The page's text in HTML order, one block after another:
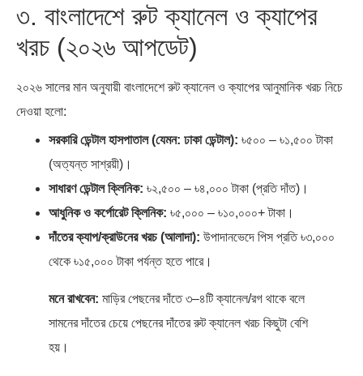
৩. বাংলাদেশে রুট ক্যানেল ও ক্যাপের
খরচ (২০২৬ আপডেট)
২০২৬ সালের মান অনুযায়ী বাংলাদেশে রুট ক্যানেল ও ক্যাপের আনুমানিক খরচ নিচে
দেওয়া হলো:
সরকারি ডেন্টাল হাসপাতাল (যেমন: ঢাকা ডেন্টাল): ৳৫০০ – ৳১,৫০০ টাকা
(অত্যন্ত সাশ্রয়ী)।
সাধারণ ডেন্টাল ক্লিনিক: ৳২,৫০০ – ৳৪,০০০ টাকা (প্রতি দাঁত)।
আধুনিক ও কর্পোরেট ক্লিনিক: ৳৫,০০০ – ৳১০,০০০+ টাকা।
দাঁতের ক্যাপ/ক্রাউনের খরচ (আলাদা): উপাদানভেদে পিস প্রতি ৳৩,০০০
থেকে ৳১৫,০০০ টাকা পর্যন্ত হতে পারে।
মনে রাখবেন: মাড়ির পেছনের দাঁতে ৩–৪টি ক্যানেল/রগ থাকে বলে
সামনের দাঁতের চেয়ে পেছনের দাঁতের রুট ক্যানেল খরচ কিছুটা বেশি
হয়।